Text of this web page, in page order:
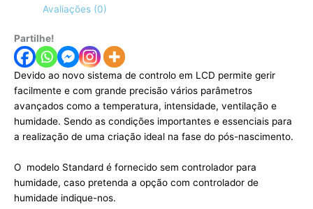
Avaliações (0)
Partilhe!
Devido ao novo sistema de controlo em LCD permite gerir
facilmente e com grande precisão vários parâmetros
avançados como a temperatura, intensidade, ventilação e
humidade. Sendo as condições importantes e essenciais para
a realização de uma criação ideal na fase do pós-nascimento.
O modelo Standard é fornecido sem controlador para
humidade, caso pretenda a opção com controlador de
humidade indique-nos.